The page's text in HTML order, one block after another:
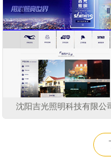
沈阳吉光照明科技有限公